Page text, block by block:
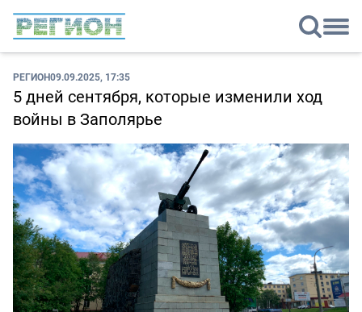
РЕГИОН09.09.2025, 17:35
5 дней сентября, которые изменили ход
войны в Заполярье